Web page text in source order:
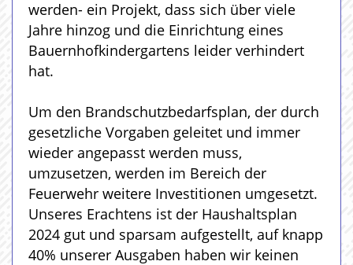
werden- ein Projekt, dass sich über viele
Jahre hinzog und die Einrichtung eines
Bauernhofkindergartens leider verhindert
hat.
Um den Brandschutzbedarfsplan, der durch
gesetzliche Vorgaben geleitet und immer
wieder angepasst werden muss,
umzusetzen, werden im Bereich der
Feuerwehr weitere Investitionen umgesetzt.
Unseres Erachtens ist der Haushaltsplan
2024 gut und sparsam aufgestellt, auf knapp
40% unserer Ausgaben haben wir keinen